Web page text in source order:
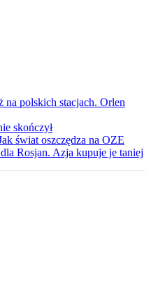
polskich stacjach. Orlen
skończył
świat oszczędza na OZE
Rosjan. Azja kupuje je taniej